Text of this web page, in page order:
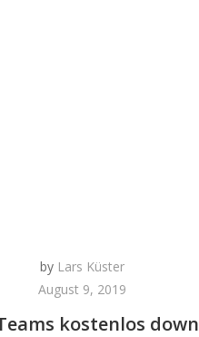
by Lars Küster
August 9, 2019
kostenlos